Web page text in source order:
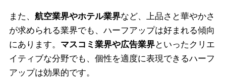
また、 航空業界やホテル業界など、上品さと華やかさ
が求められる業界でも、ハーフアップは好まれる傾向
にあります。 マスコミ業界や広告業界といったクリエ
イティブな分野でも、個性を適度に表現できるハーフ
アップは効果的です。